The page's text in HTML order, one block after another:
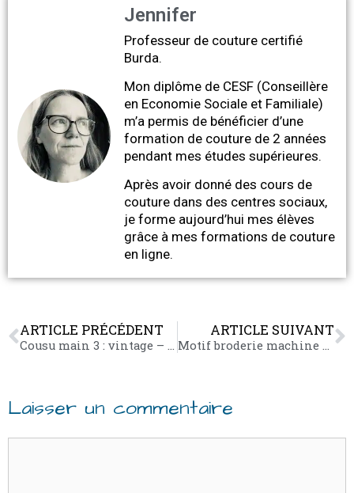
Jennifer
Professeur de couture certifié
Burda.
Mon diplôme de CESF (Conseillère
en Economie Sociale et Familiale)
m’a permis de bénéficier d’une
formation de couture de 2 années
pendant mes études supérieures.
Après avoir donné des cours de
couture dans des centres sociaux,
je forme aujourd’hui mes élèves
grâce à mes formations de couture
en ligne.
ARTICLE PRÉCÉDENT
Cousu main 3 : vintage – robe de mariage de Brigitte Bardot
ARTICLE SUIVANT
Motif broderie machine gratuit chat
Laisser un commentaire